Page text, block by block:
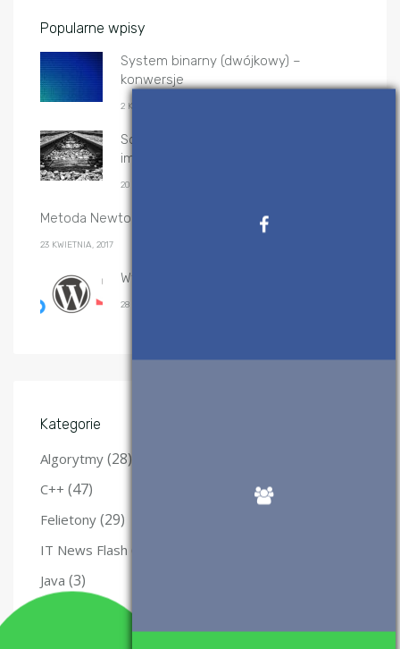
Popularne wpisy
System binarny (dwójkowy) –
konwersje
2 KWIETNIA, 2017
Sortowanie przez scalanie – algorytm i
implementacje
20 GRUDNIA, 2019
Metoda Newtona-Raphsona – implementacje
23 KWIETNIA, 2017
Wtyczki WordPress, które polecam
28 SIERPNIA, 2017
Kategorie
Algorytmy (28)
C++ (47)
Felietony (29)
IT News Flash
Java (3)